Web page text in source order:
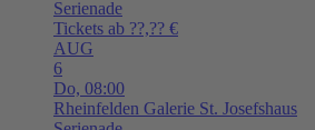
Serienade
Tickets ab ??,?? €
AUG
6
Do, 08:00
Rheinfelden Galerie St. Josefshaus